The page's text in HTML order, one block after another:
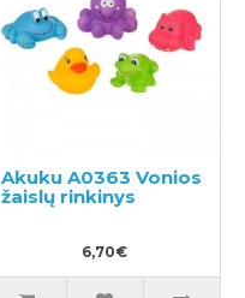
Akuku A0363 Vonios
žaislų rinkinys
6,70€